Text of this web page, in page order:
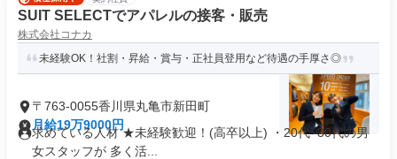
SUIT SELECTでアパレルの接客・販売
株式会社コナカ
未経験OK！社割・昇給・賞与・正社員登用など待遇の手厚さ◎
〒763-0055香川県丸亀市新田町
月給19万9000円
求めている人材 ★未経験歓迎！(高卒以上) ・20代~30代の男
女スタッフが 多く活...